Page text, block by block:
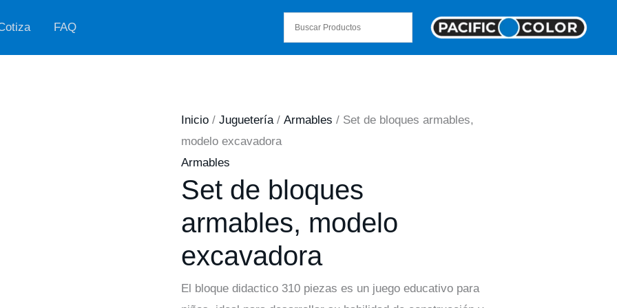
FAQ
Inicio/ Juguetería/ Armables / Set de bloques armables,
modelo excavadora
Armables
Set de bloques
armables, modelo
excavadora
El bloque didactico 310 piezas es un juego educativo para